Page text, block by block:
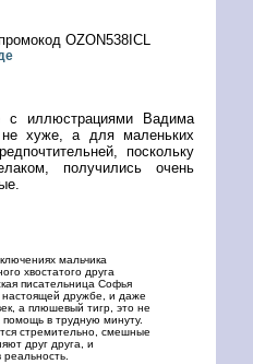
OZON538ICL
с иллюстрациями Вадима
хуже, а для маленьких
поскольку
получились очень
мальчика
хвостатого друга
писательница Софья
дружбе, и даже
а плюшевый тигр, это не
в трудную минуту.
стремительно, смешные
друг друга, и
реальность.